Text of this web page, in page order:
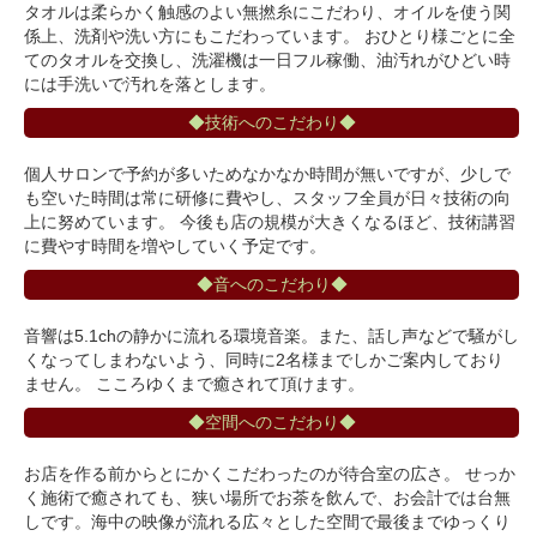
タオルは柔らかく触感のよい無撚糸にこだわり、オイルを使う関
係上、洗剤や洗い方にもこだわっています。 おひとり様ごとに全
てのタオルを交換し、洗濯機は一日フル稼働、油汚れがひどい時
には手洗いで汚れを落とします。
◆技術へのこだわり◆
個人サロンで予約が多いためなかなか時間が無いですが、少しで
も空いた時間は常に研修に費やし、スタッフ全員が日々技術の向
上に努めています。 今後も店の規模が大きくなるほど、技術講習
に費やす時間を増やしていく予定です。
◆音へのこだわり◆
音響は5.1chの静かに流れる環境音楽。また、話し声などで騒がし
くなってしまわないよう、同時に2名様までしかご案内しており
ません。 こころゆくまで癒されて頂けます。
◆空間へのこだわり◆
お店を作る前からとにかくこだわったのが待合室の広さ。 せっか
く施術で癒されても、狭い場所でお茶を飲んで、お会計では台無
しです。海中の映像が流れる広々とした空間で最後までゆっくり